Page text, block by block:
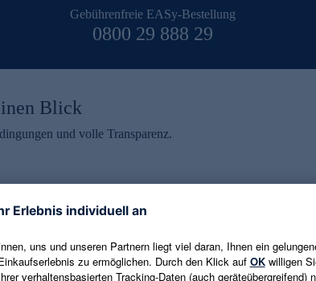
Gebührenfreie EASy-Bestellung
0800 29 888 29
Blick
und volle Transparenz.
aktuelle Trends,
Als Dankeschön
E-Mail-Adresse eingeben